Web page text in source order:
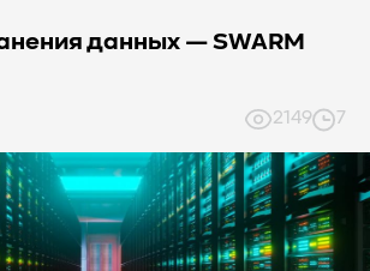
данных — SWARM
2149 7